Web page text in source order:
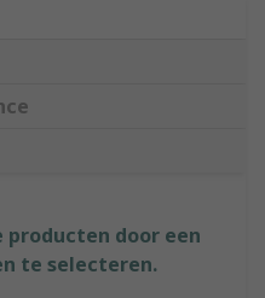
door een
te selecteren.